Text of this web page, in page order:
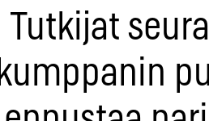
Tutkijat
kumppanin